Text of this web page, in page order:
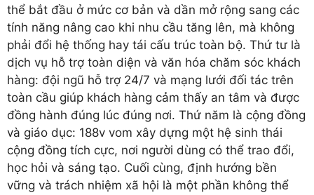
thể bắt đầu ở mức cơ bản và dần mở rộng sang các
tính năng nâng cao khi nhu cầu tăng lên, mà không
phải đổi hệ thống hay tái cấu trúc toàn bộ. Thứ tư là
dịch vụ hỗ trợ toàn diện và văn hóa chăm sóc khách
hàng: đội ngũ hỗ trợ 24/7 và mạng lưới đối tác trên
toàn cầu giúp khách hàng cảm thấy an tâm và được
đồng hành đúng lúc đúng nơi. Thứ năm là cộng đồng
và giáo dục: 188v vom xây dựng một hệ sinh thái
cộng đồng tích cực, nơi người dùng có thể trao đổi,
học hỏi và sáng tạo. Cuối cùng, định hướng bền
vững và trách nhiệm xã hội là một phần không thể